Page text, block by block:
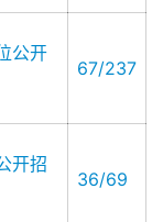
公开
67/237
开招
36/69